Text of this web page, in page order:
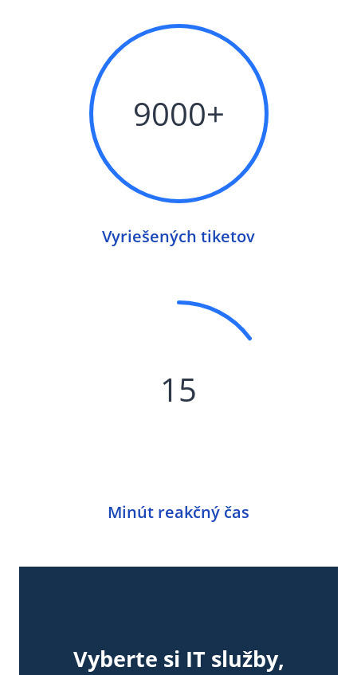
9000+
Vyriešených tiketov
15
Minút reakčný čas
Vyberte si IT služby,